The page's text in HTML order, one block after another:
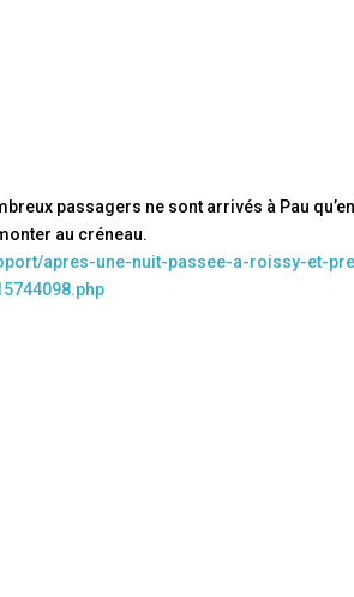
passagers ne sont arrivés à Pau
au créneau.
apres-une-nuit-passee-a-roissy-et-